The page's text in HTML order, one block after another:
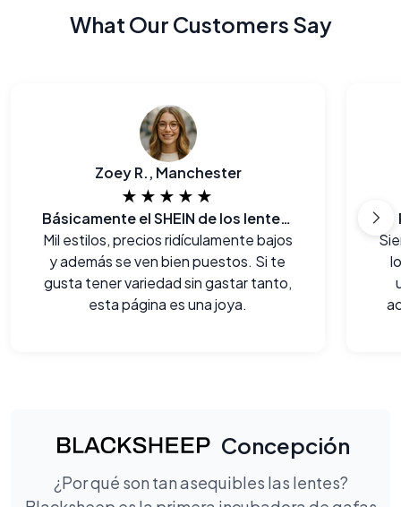
What Our Customers Say
Zoey R., Manchester
★★★★★
Básicamente el SHEIN de los lentes.
Mil estilos, precios ridículamente bajos
y además se ven bien puestos. Si te
gusta tener variedad sin gastar tanto,
esta página es una joya.
Concepción
¿Por qué son tan asequibles las lentes?